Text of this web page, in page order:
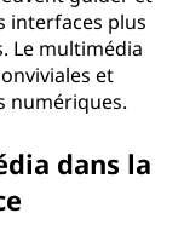
interfaces plus
Le multimédia
et
numériques.
dans la